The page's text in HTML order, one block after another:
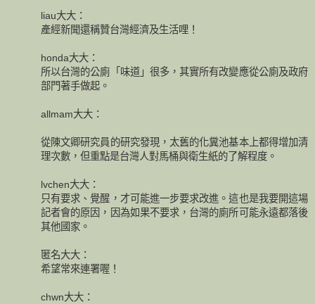
liau大大：
產經新聞還稱贊台灣經濟及生活哩！
honda大大：
所以台灣的公廁「味道」很多，其實所有改變應從公廁及政府
部門著手做起。
allmam大大：
從陳文卿研究員的研究發現，太舊的化糞池基本上都得增加清
理次數，但重點是台灣人對馬桶與衛生紙的了解程度。
lvchen大大：
只有要求、覺醒，才可能進一步要求改進。這也是我要開這場
記者會的原因，因為如果不要求，台灣的廁所可能永遠都落後
其他國家。
匿名大大：
希望常來連署喔！
chwn大大：